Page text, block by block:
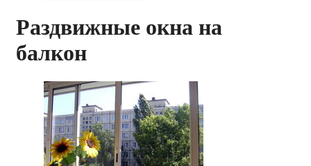
Раздвижные окна на
балкон